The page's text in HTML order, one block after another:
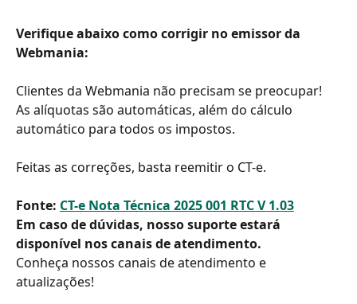
Verifique abaixo como corrigir no emissor da
Webmania:
Clientes da Webmania não precisam se preocupar!
As alíquotas são automáticas, além do cálculo
automático para todos os impostos.
Feitas as correções, basta reemitir o CT-e.
Fonte: CT-e Nota Técnica 2025 001 RTC V 1.03
Em caso de dúvidas, nosso suporte estará
disponível nos canais de atendimento.
Conheça nossos canais de atendimento e
atualizações!